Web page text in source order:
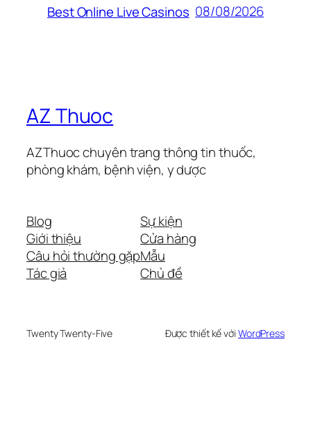
Best Online Live Casinos 08/08/2026
AZ Thuoc
AZThuoc chuyên trang thông tin thuốc,
phòng khám, bệnh viện, y dược
Blog
Giới thiệu
Câu hỏi thường gặp
Tác giả
Sự kiện
Cửa hàng
Mẫu
Chủ đề
Twenty Twenty-Five Được thiết kế với WordPress